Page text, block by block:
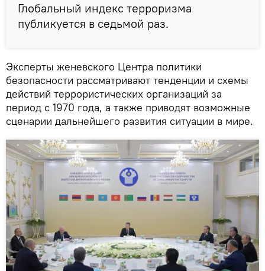
Глобальный индекс терроризма
публикуется в седьмой раз.
Эксперты женевского Центра политики
безопасности рассматривают тенденции и схемы
действий террористических организаций за
период с 1970 года, а также приводят возможные
сценарии дальнейшего развития ситуации в мире.